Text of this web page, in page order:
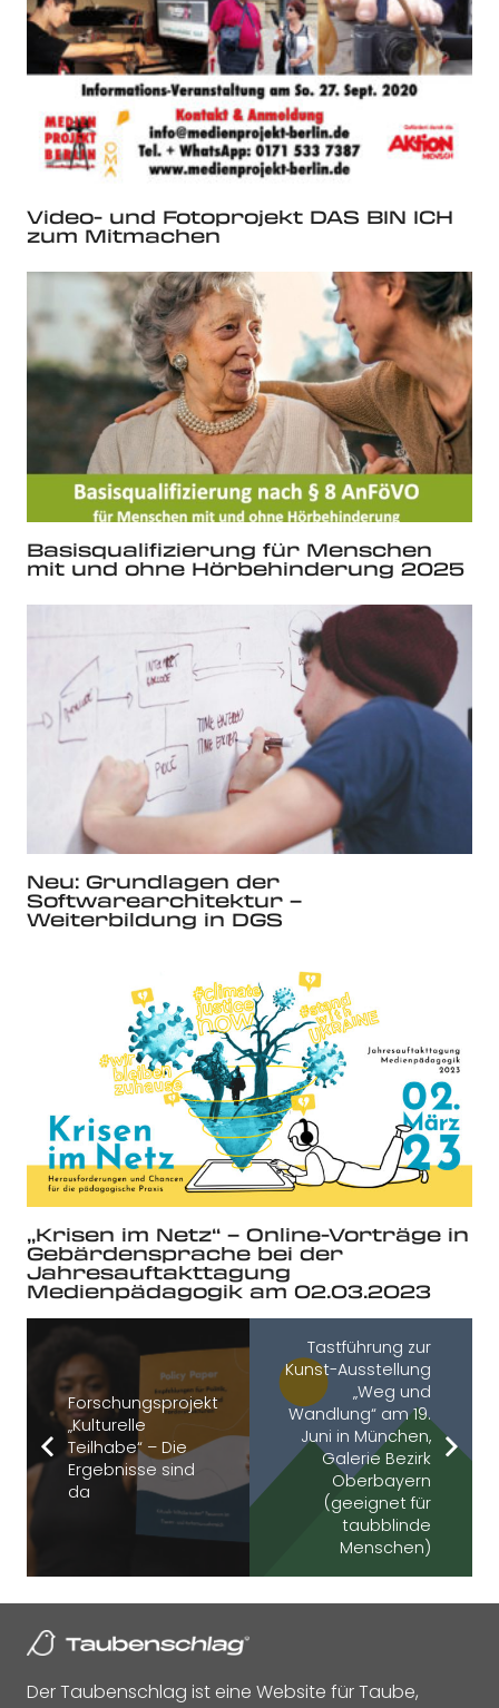
Video- und Fotoprojekt DAS BIN ICH
zum Mitmachen
Basisqualifizierung für Menschen
mit und ohne Hörbehinderung 2025
Neu: Grundlagen der
Softwarearchitektur –
Weiterbildung in DGS
„Krisen im Netz“ – Online-Vorträge in
Gebärdensprache bei der
Jahresauftakttagung
Medienpädagogik am 02.03.2023
Forschungsprojekt
„Kulturelle
Teilhabe“ – Die
Ergebnisse sind
da
Tastführung zur
Kunst-Ausstellung
„Weg und
Wandlung“ am 19.
Juni in München,
Galerie Bezirk
Oberbayern
(geeignet für
taubblinde
Menschen)
Der Taubenschlag ist eine Website für Taube,